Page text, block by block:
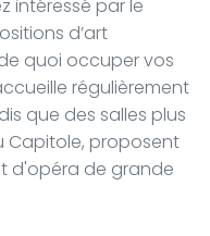
intéressé par le
d’art
quoi occuper vos
régulièrement
que des salles plus
Capitole, proposent
d'opéra de grande